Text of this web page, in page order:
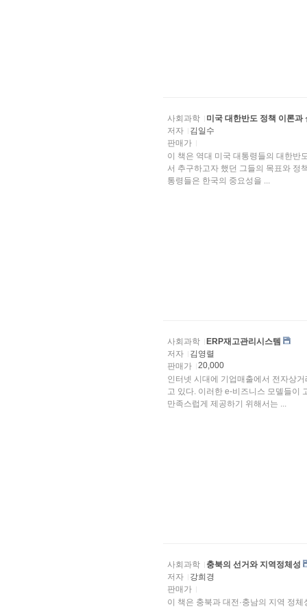
사회과학
미국 대한반도 정책 이론과
저자
김일수
판매가
이 책은 역대 미국 대통령들의 대한반
서 추구하고자 했던 그들의 목표와 정책의 실패 및 성공 등을 검토하는데 목적을 두고 있다. 미국 대
통령들은 한국의 중요성을 ...
사회과학
ERP재고관리시스템
저자
김영렬
판매가
20,000
인터넷 시대에 기업매출에서 전자상
고 있다. 이러한 e-비즈니스 모델들이 고객들에게 불편함을 주지 않고 보다 빠르고 정확한 서비스를
만족스럽게 제공하기 위해서는 ...
사회과학
충북의 선거와 지역정체성
저자
강희경
판매가
이 책은 충북과 대전·충남의 지역 정